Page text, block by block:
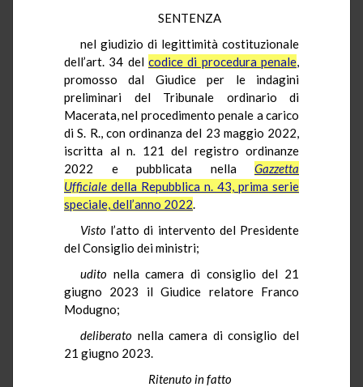
SENTENZA
nel giudizio di legittimità costituzionale
dell’art. 34 del codice di procedura penale,
promosso dal Giudice per le indagini
preliminari del Tribunale ordinario di
Macerata, nel procedimento penale a carico
di S. R., con ordinanza del 23 maggio 2022,
iscritta al n. 121 del registro ordinanze
2022 e pubblicata nella Gazzetta
Ufficiale della Repubblica n. 43, prima serie
speciale, dell’anno 2022.
Visto l’atto di intervento del Presidente
del Consiglio dei ministri;
udito nella camera di consiglio del 21
giugno 2023 il Giudice relatore Franco
Modugno;
deliberato nella camera di consiglio del
21 giugno 2023.
Ritenuto in fatto